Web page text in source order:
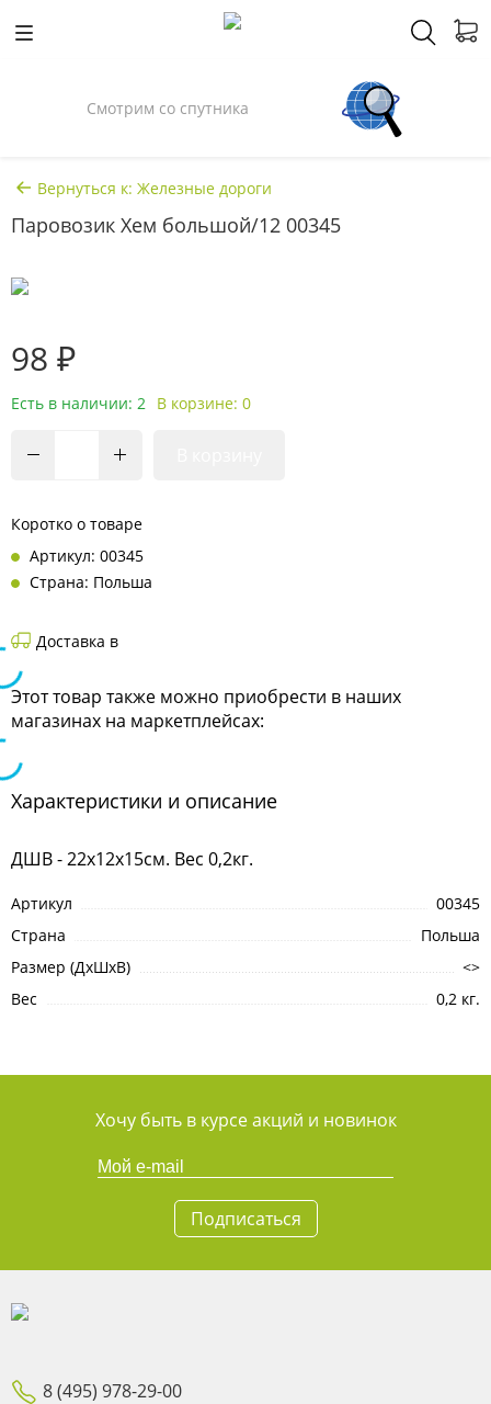
Смотрим со спутника
Вернуться к: Железные дороги
Паровозик Хем большой/12 00345
98 ₽
Есть в наличии: 2 В корзине: 0
Коротко о товаре
Артикул: 00345
Страна: Польша
Доставка в
Этот товар также можно приобрести в наших
магазинах на маркетплейсах:
Характеристики и описание
ДШВ - 22х12х15см. Вес 0,2кг.
Артикул
00345
Страна
Польша
Размер (ДхШхВ)
<>
Вес
0,2 кг.
Хочу быть в курсе акций и новинок
Подписаться
8 (495) 978-29-00